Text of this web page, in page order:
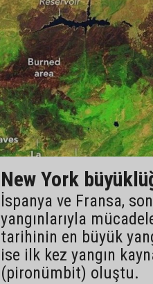
New York
İspanya ve Fransa,
yangınlarıyla
tarihinin en büyük
ise ilk kez yangın
(pironümbit) oluştu.